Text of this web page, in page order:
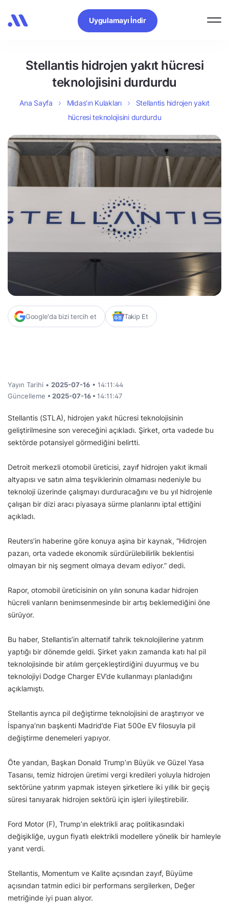
Uygulamayı İndir
Stellantis hidrojen yakıt hücresi
teknolojisini durdurdu
Ana Sayfa Midas’ın Kulakları
Stellantis hidrojen yakıt
hücresi teknolojisini durdurdu
Google'da bizi tercih et Takip Et
Yayın Tarihi • 2025-07-16 • 14:11:44
Güncelleme • 2025-07-16 • 14:11:47
Stellantis (STLA), hidrojen yakıt hücresi teknolojisinin
geliştirilmesine son vereceğini açıkladı. Şirket, orta vadede bu
sektörde potansiyel görmediğini belirtti.
Detroit merkezli otomobil üreticisi, zayıf hidrojen yakıt ikmali
altyapısı ve satın alma teşviklerinin olmaması nedeniyle bu
teknoloji üzerinde çalışmayı durduracağını ve bu yıl hidrojenle
çalışan bir dizi aracı piyasaya sürme planlarını iptal ettiğini
açıkladı.
Reuters’in haberine göre konuya aşina bir kaynak, “Hidrojen
pazarı, orta vadede ekonomik sürdürülebilirlik beklentisi
olmayan bir niş segment olmaya devam ediyor.” dedi.
Rapor, otomobil üreticisinin on yılın sonuna kadar hidrojen
hücreli vanların benimsenmesinde bir artış beklemediğini öne
sürüyor.
Bu haber, Stellantis’in alternatif tahrik teknolojilerine yatırım
yaptığı bir dönemde geldi. Şirket yakın zamanda katı hal pil
teknolojisinde bir atılım gerçekleştirdiğini duyurmuş ve bu
teknolojiyi Dodge Charger EV’de kullanmayı planladığını
açıklamıştı.
Stellantis ayrıca pil değiştirme teknolojisini de araştırıyor ve
İspanya’nın başkenti Madrid’de Fiat 500e EV filosuyla pil
değiştirme denemeleri yapıyor.
Öte yandan, Başkan Donald Trump’ın Büyük ve Güzel Yasa
Tasarısı, temiz hidrojen üretimi vergi kredileri yoluyla hidrojen
sektörüne yatırım yapmak isteyen şirketlere iki yıllık bir geçiş
süresi tanıyarak hidrojen sektörü için işleri iyileştirebilir.
Ford Motor (F), Trump’ın elektrikli araç politikasındaki
değişikliğe, uygun fiyatlı elektrikli modellere yönelik bir hamleyle
yanıt verdi.
Stellantis, Momentum ve Kalite açısından zayıf, Büyüme
açısından tatmin edici bir performans sergilerken, Değer
metriğinde iyi puan alıyor.